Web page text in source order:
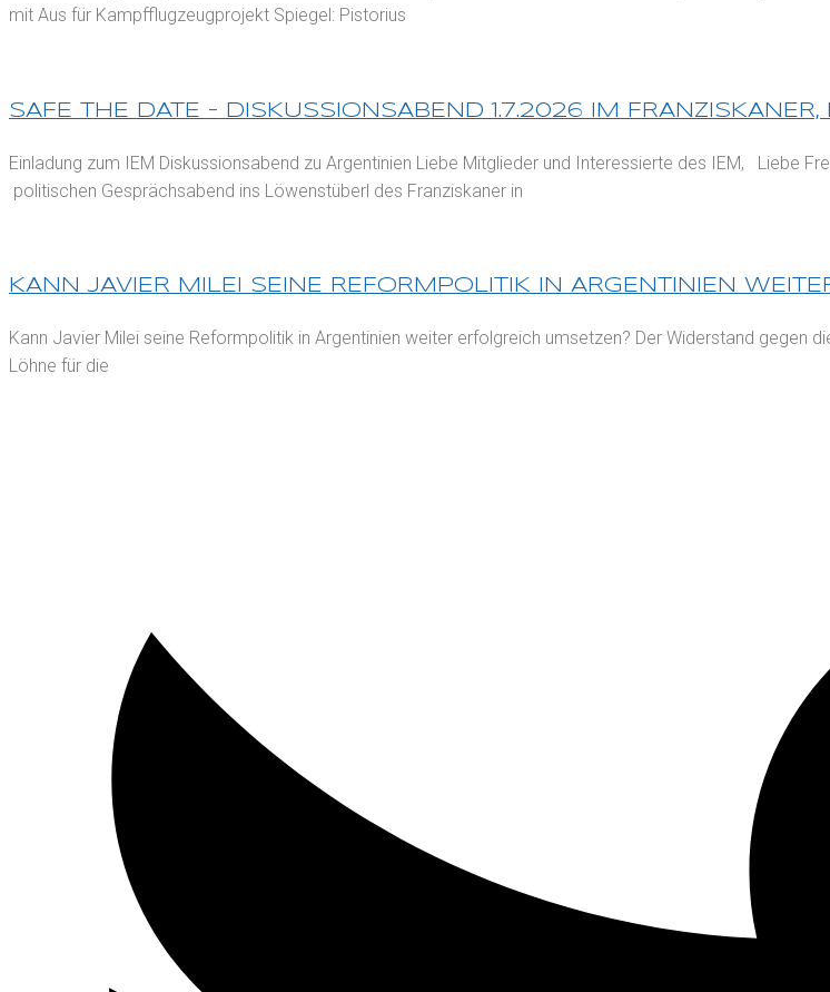
mit Aus für Kampfflugzeugprojekt Spiegel: Pistorius
SAFE THE DATE – DISKUSSIONSABEND 1.7.2026 IM FRANZISKANER,
Einladung zum IEM Diskussionsabend zu Argentinien Liebe Mitglieder und Interessierte des IEM, Liebe
politischen Gesprächsabend ins Löwenstüberl des Franziskaner in
KANN JAVIER MILEI SEINE REFORMPOLITIK IN ARGENTINIEN
Kann Javier Milei seine Reformpolitik in Argentinien weiter erfolgreich umsetzen? Der Widerstand gegen
Löhne für die